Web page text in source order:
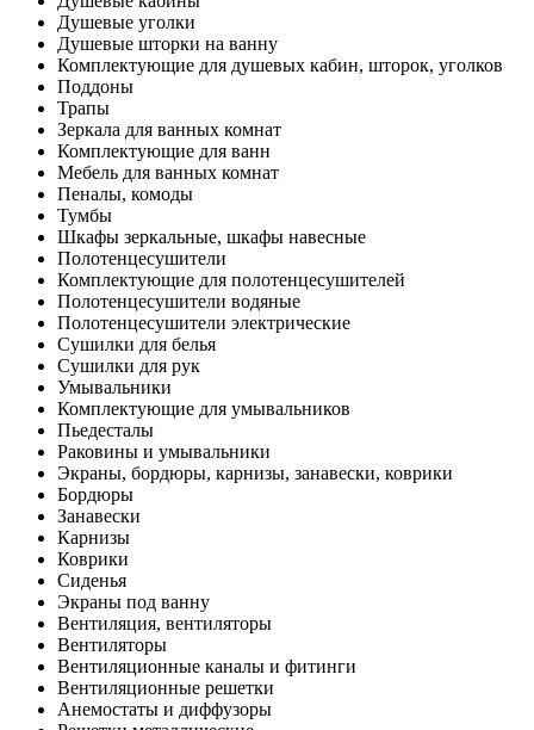
Душевые уголки
Душевые шторки на ванну
Комплектующие для душевых кабин, шторок, уголков
Поддоны
Трапы
Зеркала для ванных комнат
Комплектующие для ванн
Мебель для ванных комнат
Пеналы, комоды
Тумбы
Шкафы зеркальные, шкафы навесные
Полотенцесушители
Комплектующие для полотенцесушителей
Полотенцесушители водяные
Полотенцесушители электрические
Сушилки для белья
Сушилки для рук
Умывальники
Комплектующие для умывальников
Пьедесталы
Раковины и умывальники
Экраны, бордюры, карнизы, занавески, коврики
Бордюры
Занавески
Карнизы
Коврики
Сиденья
Экраны под ванну
Вентиляция, вентиляторы
Вентиляторы
Вентиляционные каналы и фитинги
Вентиляционные решетки
Анемостаты и диффузоры